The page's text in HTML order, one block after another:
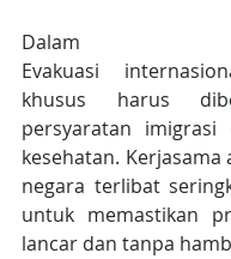
Dalam
Evakuasi
khusus harus
persyaratan imigrasi
kesehatan.
negara terlibat
untuk memastikan
lancar dan tanpa